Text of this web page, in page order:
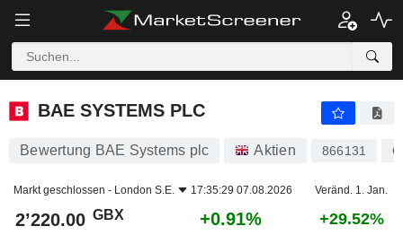
BAE SYSTEMS PLC
BAE SYSTEMS PLC
Bewertung BAE Systems plc Aktien 866131
Markt geschlossen - London S.E. 17:35:29 07.08.2026 Veränd. 1. Jan.
2’220.00 GBX +0.91% +29.52%